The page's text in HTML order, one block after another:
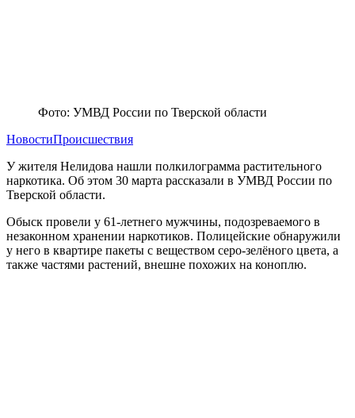
Фото: УМВД России по Тверской области
НовостиПроисшествия
У жителя Нелидова нашли полкилограмма растительного
наркотика. Об этом 30 марта рассказали в УМВД России по
Тверской области.
Обыск провели у 61-летнего мужчины, подозреваемого в
незаконном хранении наркотиков. Полицейские обнаружили
у него в квартире пакеты с веществом серо-зелёного цвета, а
также частями растений, внешне похожих на коноплю.